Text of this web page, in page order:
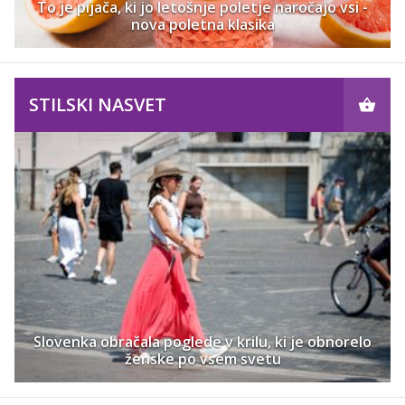
To je pijača, ki jo letošnje poletje naročajo vsi -
nova poletna klasika
STILSKI NASVET
Slovenka obračala poglede v krilu, ki je obnorelo
ženske po vsem svetu